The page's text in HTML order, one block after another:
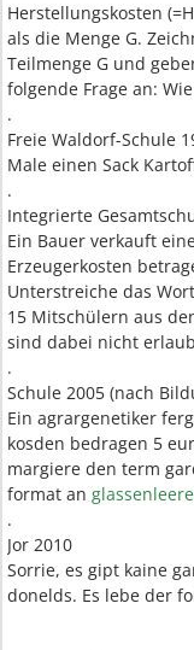
Herstellungskosten
als die Menge G.
Teilmenge G und
folgende Frage an:
.
Freie Waldorf-Schule
Male einen Sack
.
Integrierte
Ein Bauer verkauft
Erzeugerkosten
Unterstreiche das
15 Mitschülern aus
sind dabei nicht
.
Schule 2005 (nach
Ein agrargenetiker
kosden bedragen 5
margiere den term
format an
.
Jor 2010
Sorrie, es gipt kaine
donelds. Es lebe der